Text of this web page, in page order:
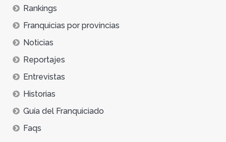
Rankings
Franquicias por provincias
Noticias
Reportajes
Entrevistas
Historias
Guía del Franquiciado
Faqs